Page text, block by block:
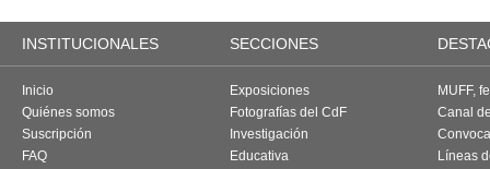
INSTITUCIONALES SECCIONES
Inicio
Quiénes somos
Suscripción
FAQ
Exposiciones
Fotografías del CdF
Investigación
Educativa
MUFF,
Canal
Líneas